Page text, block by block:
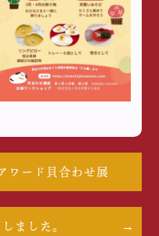
ワード貝合わせ展
ました。